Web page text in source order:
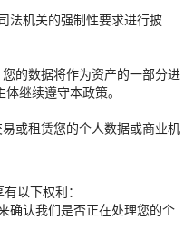
法机关的强制性要求进行披
的数据将作为资产的一部分进
继续遵守本政策。
或租赁您的个人数据或商业机
以下权利：
确认我们是否正在处理您的个